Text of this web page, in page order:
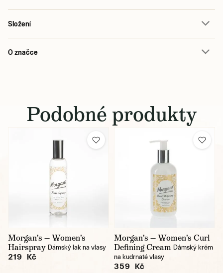
Složení
O značce
Podobné produkty
Morgan's — Women's
Hairspray Dámský lak na vlasy
219 Kč
Morgan's — Women's Curl
Defining Cream Dámský krém
na kudrnaté vlasy
359 Kč